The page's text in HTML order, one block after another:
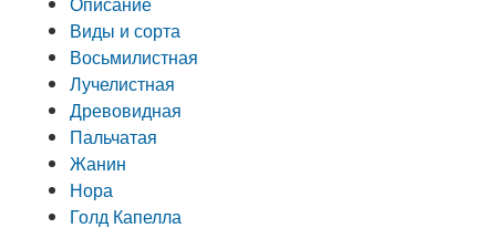
Виды и сорта
Восьмилистная
Лучелистная
Древовидная
Пальчатая
Жанин
Нора
Голд Капелла